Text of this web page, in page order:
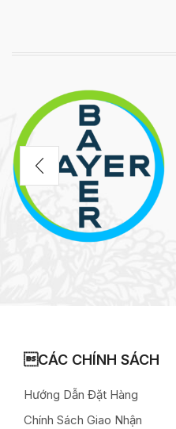
CÁC CHÍNH SÁCH
Hướng Dẫn Đặt Hàng
Chính Sách Giao Nhận